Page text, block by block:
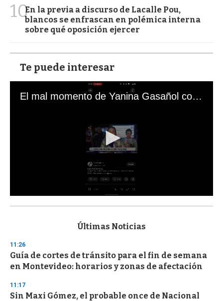
10En la previa a discurso de Lacalle Pou,
blancos se enfrascan en polémica interna
sobre qué oposición ejercer
Te puede interesar
El mal momento de Yanina Gasañol con un hincha argentino en "Subrayado"
s
d
s
o
f
3
s
Últimas Noticias
11:26
Guía de cortes de tránsito para el fin de semana
en Montevideo: horarios y zonas de afectación
11:17
Sin Maxi Gómez, el probable once de Nacional